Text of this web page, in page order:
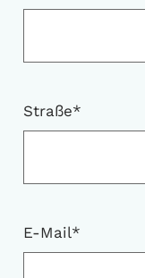
Straße*
E-Mail*